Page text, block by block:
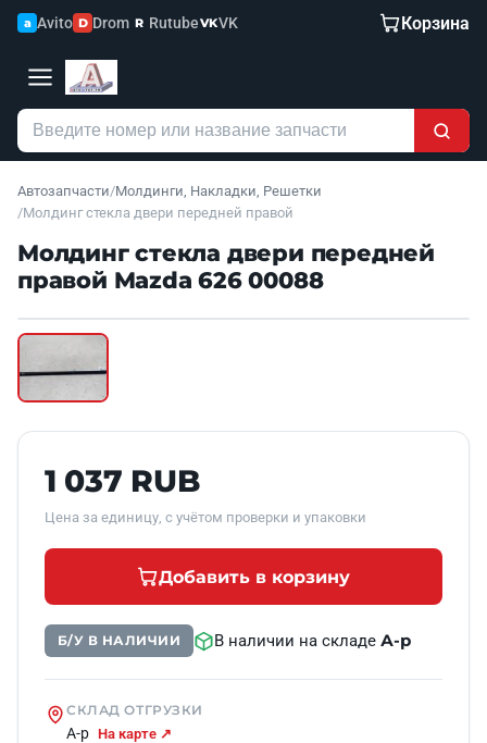
a Avito D Drom R RutubeVKVK Корзина
Автозапчасти/Молдинги, Накладки, Решетки
/Молдинг стекла двери передней правой
Молдинг стекла двери передней
правой Mazda 626 00088Наведите для увеличения
1 037 RUB
Цена за единицу, с учётом проверки и упаковки
Добавить в корзину
Б/У В НАЛИЧИИ В наличии на складеА-р
СКЛАД ОТГРУЗКИ
А-р На карте ↗